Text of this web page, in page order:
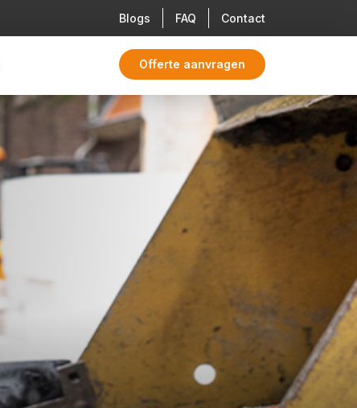
Blogs FAQ Contact
Offerte aanvragen